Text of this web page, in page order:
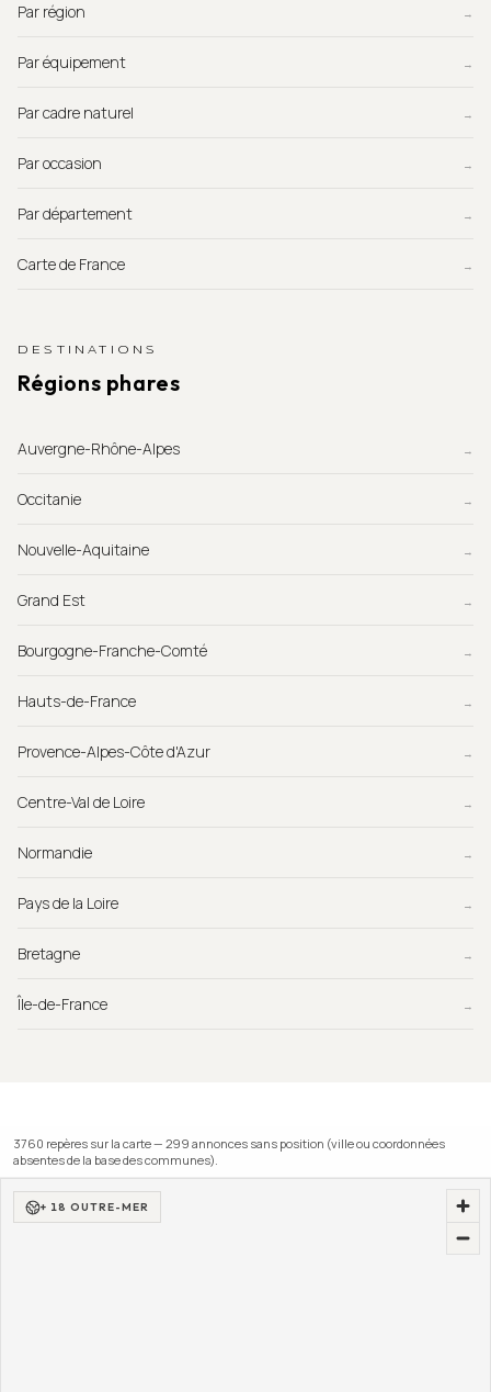
Par région →
Par équipement →
Par cadre naturel →
Par occasion →
Par département →
Carte de France →
DESTINATIONS
Régions phares
Auvergne-Rhône-Alpes →
Occitanie →
Nouvelle-Aquitaine →
Grand Est →
Bourgogne-Franche-Comté →
Hauts-de-France →
Provence-Alpes-Côte d'Azur →
Centre-Val de Loire →
Normandie →
Pays de la Loire →
Bretagne →
Île-de-France →
3760 repères sur la carte — 299 annonces sans position (ville ou coordonnées
absentes de la base des communes).
+ 18 OUTRE-MER